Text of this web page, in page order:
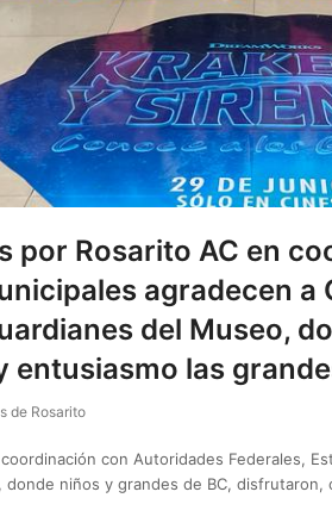
por Rosarito AC en
agradecen a
del Museo,
entusiasmo las
de Rosarito
con Autoridades Federales,
donde niños y grandes de BC,